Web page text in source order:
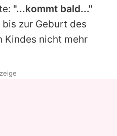
Richtlinien
"...kommt bald..."
zur Geburt des
Kindes nicht mehr